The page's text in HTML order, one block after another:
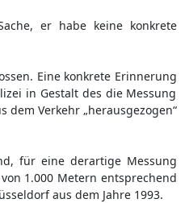
er habe keine konkrete
Eine konkrete Erinnerung
in Gestalt des die Messung
dem Verkehr „herausgezogen“
für eine derartige Messung
1.000 Metern entsprechend
aus dem Jahre 1993.